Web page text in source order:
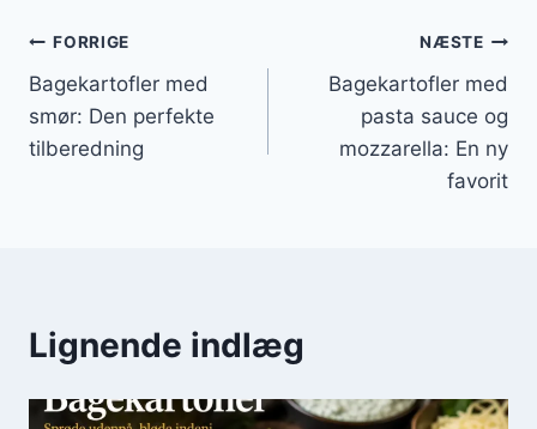
Indlægsnavigation
FORRIGE
Bagekartofler med
smør: Den perfekte
tilberedning
NÆSTE
Bagekartofler med
pasta sauce og
mozzarella: En ny
favorit
Lignende indlæg